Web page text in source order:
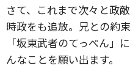
さて、これまで次々と政
時政をも追放。兄との約
「坂東武者のてっぺん」
んなことを願い出ます。